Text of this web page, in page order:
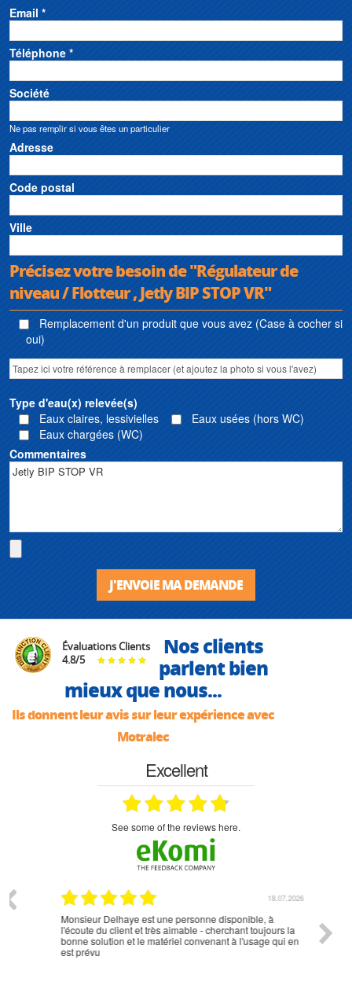
Email *
Téléphone *
Société
Ne pas remplir si vous êtes un particulier
Adresse
Code postal
Ville
Précisez votre besoin de "Régulateur de
niveau / Flotteur , Jetly BIP STOP VR"
Remplacement d'un produit que vous avez (Case à cocher si
oui)
Type d'eau(x) relevée(s)
Eaux claires, lessivielles
Eaux usées (hors WC)
Eaux chargées (WC)
Commentaires
J'ENVOIE MA DEMANDE
Évaluations Clients
4.8/5
Nos clients
parlent bien
mieux que nous...
Ils donnent leur avis sur leur expérience avec
Motralec
Excellent
see some of the reviews here.
18.07.2026
Monsieur Delhaye est une personne disponible, à
l'écoute du client et très aimable - cherchant toujours la
bonne solution et le matériel convenant à l'usage qui en
est prévu